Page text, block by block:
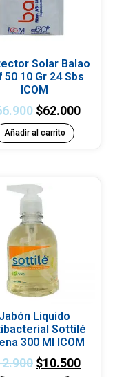
Solar Balao
50 10 Gr 24 Sbs
ICOM
$62.000
Añadir al carrito
Jabón Liquido
Sottilé
300 Ml ICOM
$10.500